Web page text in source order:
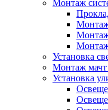
Монтаж
Монтаж
Установка
Монтаж
Установка